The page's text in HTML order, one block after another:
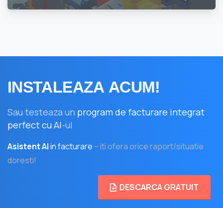
INSTALEAZA ACUM!
Sau testeaza un program de facturare integrat
perfect cu AI-ul
Asistent AIin facturare – iti ofera orice raport/situatie
doresti!
DESCARCA GRATUIT